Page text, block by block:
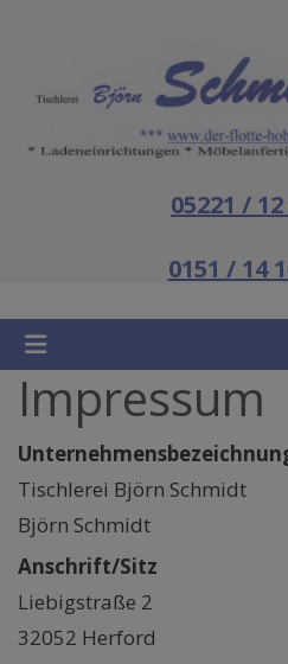
05221 /
0151 / 14
Impressum
Tischlerei Björn Schmidt
Björn Schmidt
Anschrift/Sitz
Liebigstraße 2
32052 Herford